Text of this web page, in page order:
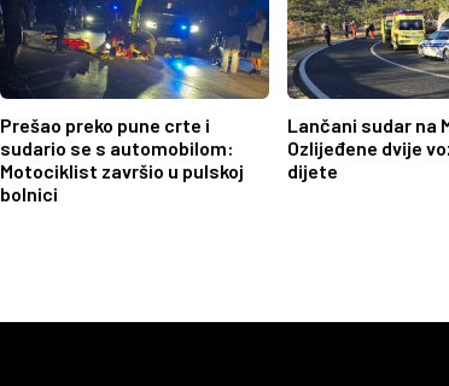
Prešao preko pune crte i
sudario se s automobilom:
Motociklist završio u pulskoj
bolnici
Lančani sudar na
Ozlijeđene dvije
dijete